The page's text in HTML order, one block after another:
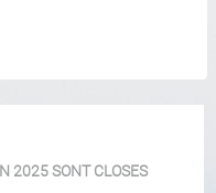
2025 SONT CLOSES